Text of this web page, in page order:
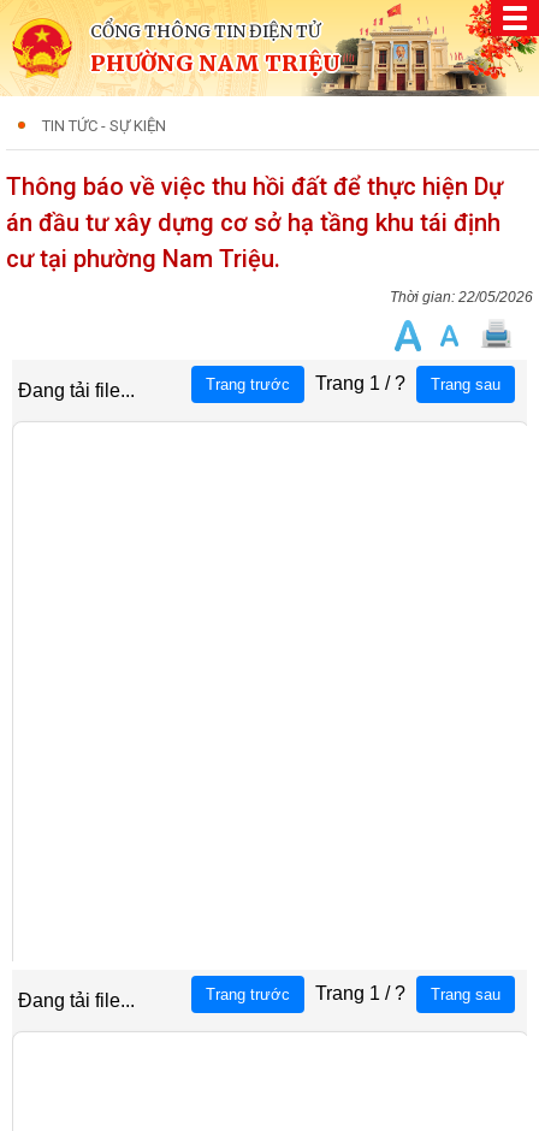
CỔNG THÔNG TIN ĐIỆN TỬ
PHƯỜNG NAM TRIỆU
TIN TỨC - SỰ KIỆN
Thông báo về việc thu hồi đất để thực hiện Dự
án đầu tư xây dựng cơ sở hạ tầng khu tái định
cư tại phường Nam Triệu.
22/05/2026